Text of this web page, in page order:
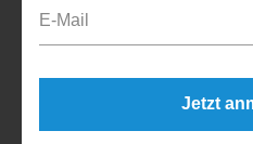
Jetzt